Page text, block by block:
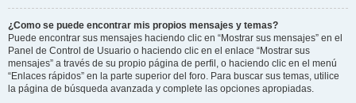
¿Como se puede encontrar mis propios mensajes y temas?
Puede encontrar sus mensajes haciendo clic en “Mostrar sus mensajes” en el
Panel de Control de Usuario o haciendo clic en el enlace “Mostrar sus
mensajes” a través de su propio página de perfil, o haciendo clic en el menú
“Enlaces rápidos” en la parte superior del foro. Para buscar sus temas, utilice
la página de búsqueda avanzada y complete las opciones apropiadas.